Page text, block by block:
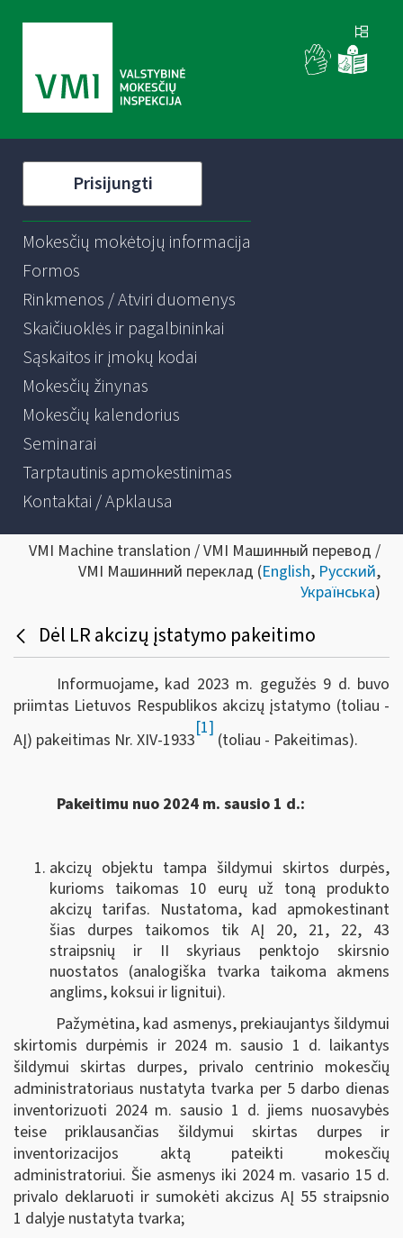
Prisijungti
Mokesčių mokėtojų informacija
Formos
Rinkmenos / Atviri duomenys
Skaičiuoklės ir pagalbininkai
Sąskaitos ir įmokų kodai
Mokesčių žinynas
Mokesčių kalendorius
Seminarai
Tarptautinis apmokestinimas
Kontaktai / Apklausa
VMI Machine translation / VMI Машинный перевод /
VMI Машинний переклад (English, Русский,
Українська)
Dėl LR akcizų įstatymo pakeitimo
Informuojame, kad 2023 m. gegužės 9 d. buvo
priimtas Lietuvos Respublikos akcizų įstatymo (toliau -
AĮ) pakeitimas Nr. XIV-1933
[1]
(toliau - Pakeitimas).
Pakeitimu nuo 2024 m. sausio 1 d.:
akcizų objektu tampa šildymui skirtos durpės,
kurioms taikomas 10 eurų už toną produkto
akcizų tarifas. Nustatoma, kad apmokestinant
šias durpes taikomos tik AĮ 20, 21, 22, 43
straipsnių ir II skyriaus penktojo skirsnio
nuostatos (analogiška tvarka taikoma akmens
anglims, koksui ir lignitui).
Pažymėtina, kad asmenys, prekiaujantys šildymui
skirtomis durpėmis ir 2024 m. sausio 1 d. laikantys
šildymui skirtas durpes, privalo centrinio mokesčių
administratoriaus nustatyta tvarka per 5 darbo dienas
inventorizuoti 2024 m. sausio 1 d. jiems nuosavybės
teise priklausančias šildymui skirtas durpes ir
inventorizacijos aktą pateikti mokesčių
administratoriui. Šie asmenys iki 2024 m. vasario 15 d.
privalo deklaruoti ir sumokėti akcizus AĮ 55 straipsnio
1 dalyje nustatyta tvarka;